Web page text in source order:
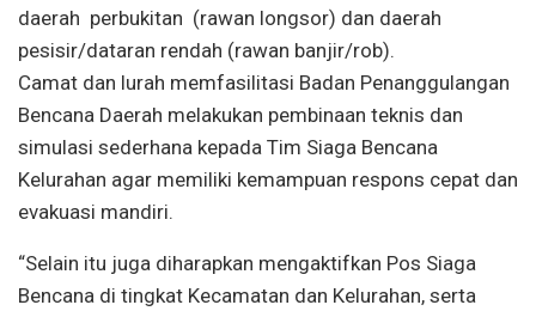
daerah perbukitan (rawan longsor) dan daerah
pesisir/dataran rendah (rawan banjir/rob).
Camat dan lurah memfasilitasi Badan Penanggulangan
Bencana Daerah melakukan pembinaan teknis dan
simulasi sederhana kepada Tim Siaga Bencana
Kelurahan agar memiliki kemampuan respons cepat dan
evakuasi mandiri.
“Selain itu juga diharapkan mengaktifkan Pos Siaga
Bencana di tingkat Kecamatan dan Kelurahan, serta